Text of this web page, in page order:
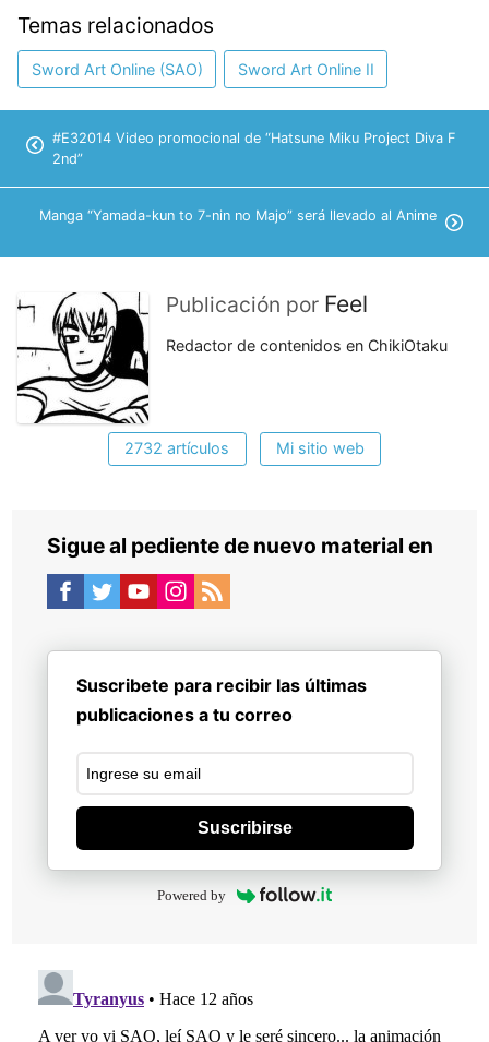
Temas relacionados
Sword Art Online (SAO) Sword Art Online II
#E32014 Video promocional de “Hatsune Miku Project Diva F
2nd”
Manga “Yamada-kun to 7-nin no Majo” será llevado al Anime
Publicación por Feel
Redactor de contenidos en ChikiOtaku
2732 artículos Mi sitio web
Sigue al pediente de nuevo material en
Suscribete para recibir las últimas
publicaciones a tu correo
Suscribirse
Powered by